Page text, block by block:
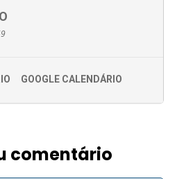
GOOGLE CALENDÁRIO
comentário